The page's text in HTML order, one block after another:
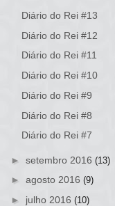
Diário do Rei #13
Diário do Rei #12
Diário do Rei #11
Diário do Rei #10
Diário do Rei #9
Diário do Rei #8
Diário do Rei #7
► setembro 2016 (13)
► agosto 2016 (9)
► julho 2016 (10)